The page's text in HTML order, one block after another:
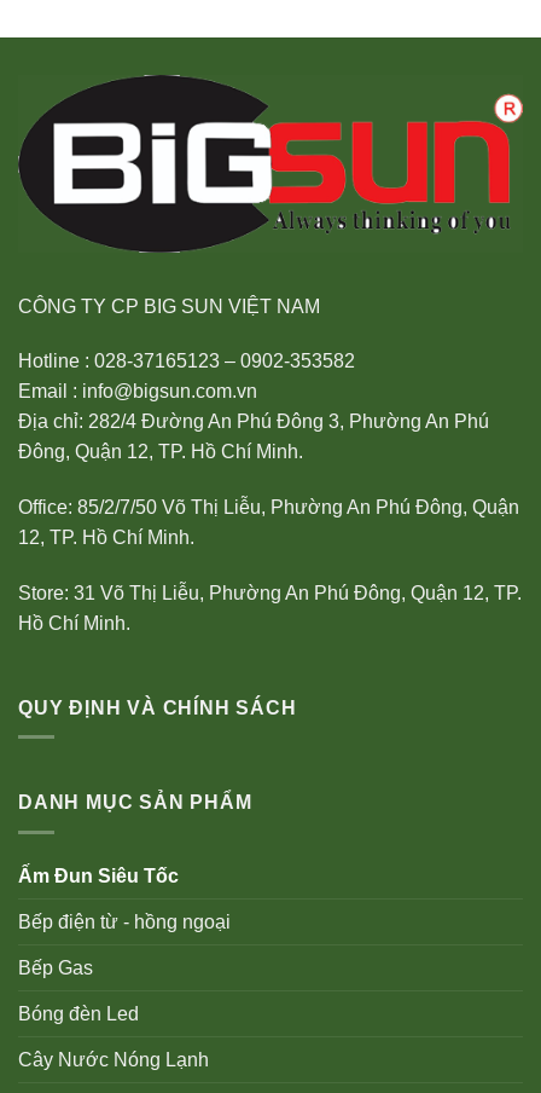
CÔNG TY CP BIG SUN VIỆT NAM
Hotline : 028-37165123 – 0902-353582
Email : info@bigsun.com.vn
Địa chỉ: 282/4 Đường An Phú Đông 3, Phường An Phú
Đông, Quận 12, TP. Hồ Chí Minh.
Office: 85/2/7/50 Võ Thị Liễu, Phường An Phú Đông, Quận
12, TP. Hồ Chí Minh.
Store: 31 Võ Thị Liễu, Phường An Phú Đông, Quận 12, TP.
Hồ Chí Minh.
QUY ĐỊNH VÀ CHÍNH SÁCH
DANH MỤC SẢN PHẨM
Ấm Đun Siêu Tốc
Bếp điện từ - hồng ngoại
Bếp Gas
Bóng đèn Led
Cây Nước Nóng Lạnh